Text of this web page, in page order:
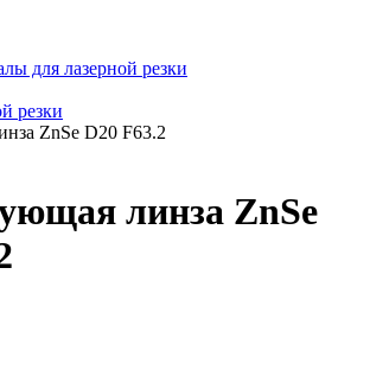
для лазерной резки
резки
ZnSe D20 F63.2
линза ZnSe